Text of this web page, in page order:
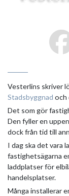
Vesterlins skriver
Stadsbyggnad och
Det som gör
Den fyller en
dock från tid till
I dag ska det vara
fastighetsägarna
laddplatser för
handelsplatser.
Många installerar